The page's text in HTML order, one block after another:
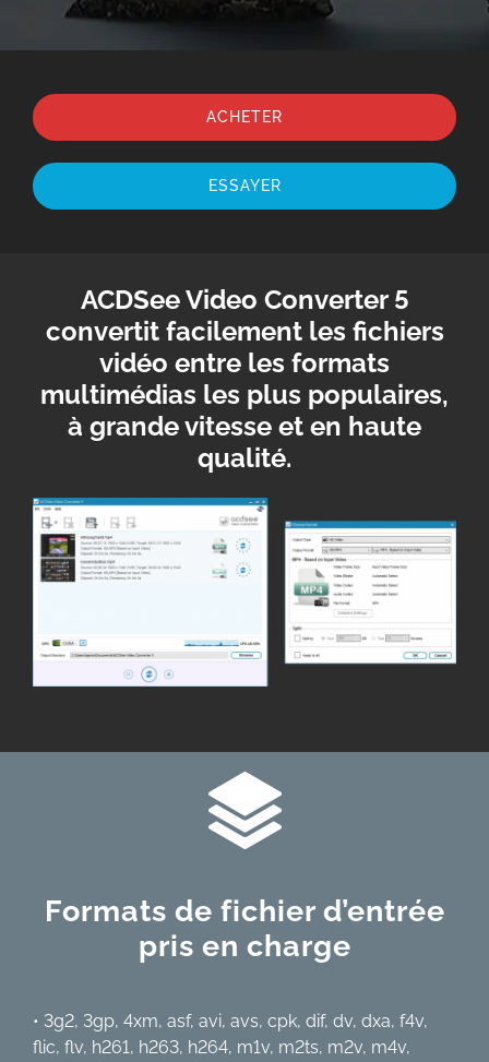
ACHETER
ESSAYER
ACDSee Video Converter 5
convertit facilement les fichiers
vidéo entre les formats
multimédias les plus populaires,
à grande vitesse et en haute
qualité.
Formats de fichier d’entrée
pris en charge
• 3g2, 3gp, 4xm, asf, avi, avs, cpk, dif, dv, dxa, f4v,
flic, flv, h261, h263, h264, m1v, m2ts, m2v, m4v,